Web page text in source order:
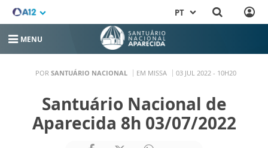
PT
MENU
POR SANTUÁRIO NACIONAL EM MISSA 03 JUL 2022 - 10H20
Santuário Nacional de
Aparecida 8h 03/07/2022